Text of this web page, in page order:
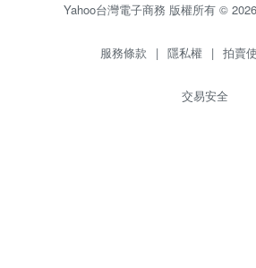
Yahoo台灣電子商務 版權所有 ©
服務條款 | 隱私權 | 拍賣
交易安全